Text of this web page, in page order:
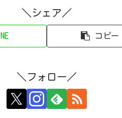
＼シェア／
コピー
＼フォロー／